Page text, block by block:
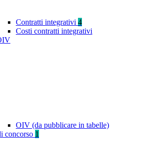
Contratti integrativi 4
Costi contratti integrativi
OIV (da pubblicare in tabelle)
concorso 1